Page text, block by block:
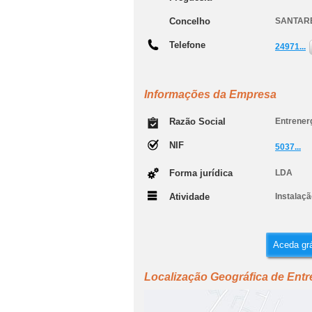
Concelho
Telefone 24971...
Informações da Empresa
Razão Social
NIF 5037...
Forma jurídica LDA
Atividade
Aceda
Localização Geográfica de